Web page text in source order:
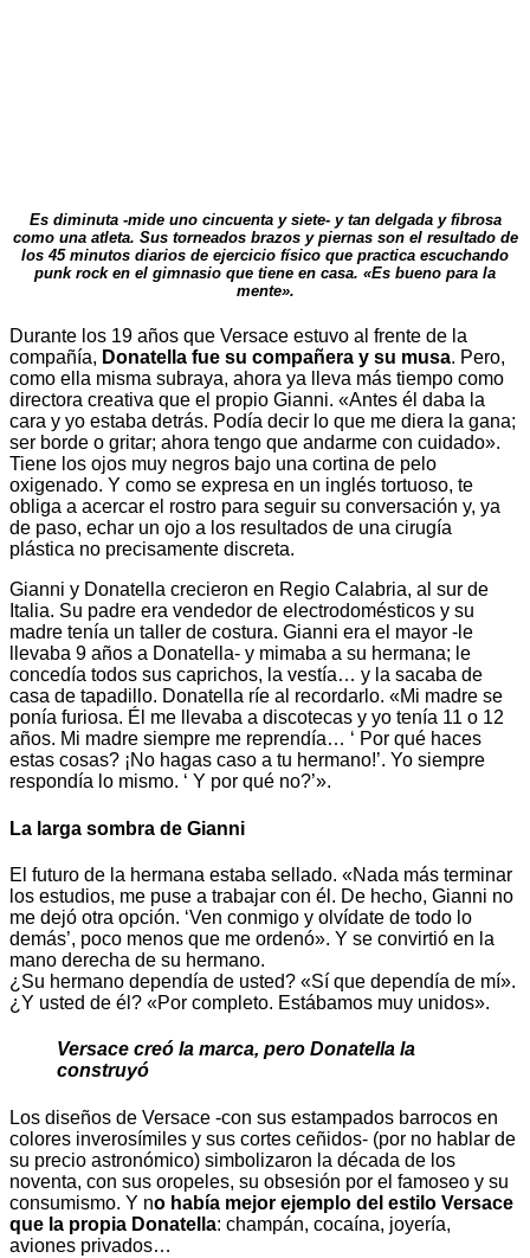
Es diminuta -mide uno cincuenta y siete- y tan delgada y fibrosa
como una atleta. Sus torneados brazos y piernas son el resultado de
los 45 minutos diarios de ejercicio físico que practica escuchando
punk rock en el gimnasio que tiene en casa. «Es bueno para la
mente».
Durante los 19 años que Versace estuvo al frente de la
compañía, Donatella fue su compañera y su musa. Pero,
como ella misma subraya, ahora ya lleva más tiempo como
directora creativa que el propio Gianni. «Antes él daba la
cara y yo estaba detrás. Podía decir lo que me diera la gana;
ser borde o gritar; ahora tengo que andarme con cuidado».
Tiene los ojos muy negros bajo una cortina de pelo
oxigenado. Y como se expresa en un inglés tortuoso, te
obliga a acercar el rostro para seguir su conversación y, ya
de paso, echar un ojo a los resultados de una cirugía
plástica no precisamente discreta.
Gianni y Donatella crecieron en Regio Calabria, al sur de
Italia. Su padre era vendedor de electrodomésticos y su
madre tenía un taller de costura. Gianni era el mayor -le
llevaba 9 años a Donatella- y mimaba a su hermana; le
concedía todos sus caprichos, la vestía… y la sacaba de
casa de tapadillo. Donatella ríe al recordarlo. «Mi madre se
ponía furiosa. Él me llevaba a discotecas y yo tenía 11 o 12
años. Mi madre siempre me reprendía… ‘ Por qué haces
estas cosas? ¡No hagas caso a tu hermano!’. Yo siempre
respondía lo mismo. ‘ Y por qué no?’».
La larga sombra de Gianni
El futuro de la hermana estaba sellado. «Nada más terminar
los estudios, me puse a trabajar con él. De hecho, Gianni no
me dejó otra opción. ‘Ven conmigo y olvídate de todo lo
demás’, poco menos que me ordenó». Y se convirtió en la
mano derecha de su hermano.
¿Su hermano dependía de usted? «Sí que dependía de mí».
¿Y usted de él? «Por completo. Estábamos muy unidos».
Versace creó la marca, pero Donatella la
construyó
Los diseños de Versace -con sus estampados barrocos en
colores inverosímiles y sus cortes ceñidos- (por no hablar de
su precio astronómico) simbolizaron la década de los
noventa, con sus oropeles, su obsesión por el famoseo y su
consumismo. Y no había mejor ejemplo del estilo Versace
que la propia Donatella: champán, cocaína, joyería,
aviones privados…